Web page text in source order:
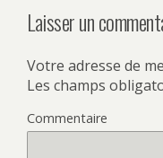
Laisser un
Votre adresse de
Les champs
Commentaire